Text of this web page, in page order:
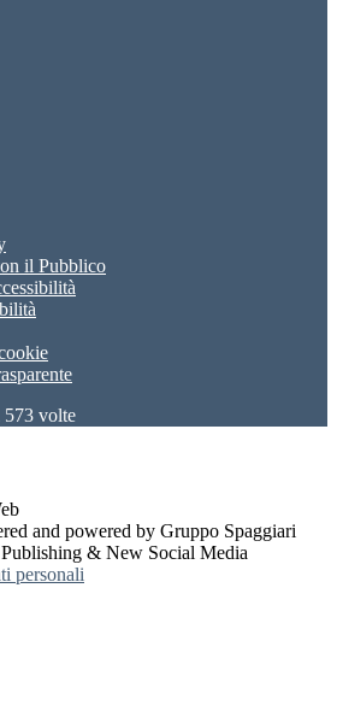
il Pubblico
573 volte
and powered by Gruppo Spaggiari
& New Social Media
personali